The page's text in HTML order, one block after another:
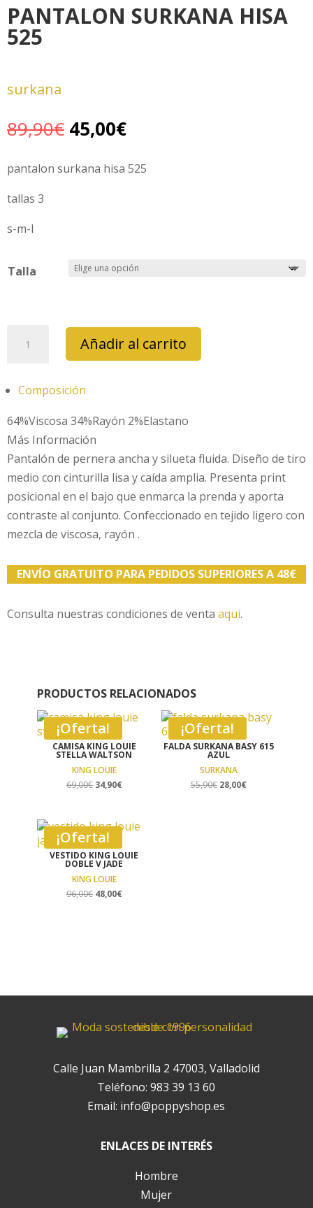
PANTALON SURKANA HISA
525
surkana
89,90€ El
original
45,00€El
actual
pantalon surkana hisa 525
tallas 3
s-m-l
Talla
surkana
525
Añadir al carrito
Composición
64%Viscosa 34%Rayón 2%Elastano
Más Información
Pantalón de pernera ancha y silueta fluida. Diseño de tiro
medio con cinturilla lisa y caída amplia. Presenta print
posicional en el bajo que enmarca la prenda y aporta
contraste al conjunto. Confeccionado en tejido ligero con
mezcla de viscosa, rayón .
ENVÍO GRATUITO PARA PEDIDOS SUPERIORES A 48€
Consulta nuestras condiciones de venta aquí.
PRODUCTOS RELACIONADOS
¡Oferta!
CAMISA KING LOUIE
STELLA WALTSON
KING LOUIE
69,00€ El
era:
69,00€.
34,90€El
es:
¡Oferta!
FALDA SURKANA BASY 615
AZUL
SURKANA
55,90€ El
28,00€
¡Oferta!
VESTIDO KING LOUIE
DOBLE V JADE
KING LOUIE
96,00€ El
48,00€El
Calle Juan Mambrilla 2 47003, Valladolid
Teléfono:983 39 13 60
Email: info@poppyshop.es
ENLACES DE INTERÉS
Hombre
Mujer